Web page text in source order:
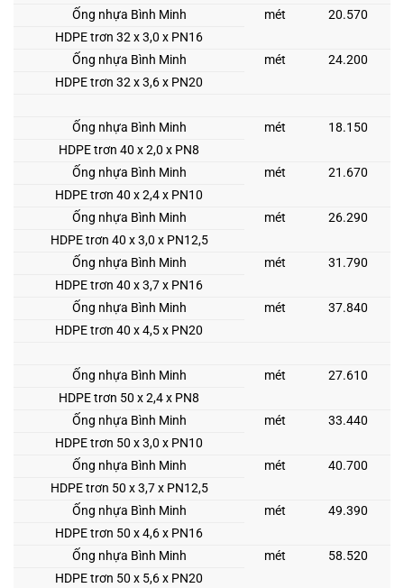
Ống nhựa Bình Minh
mét
20.570
HDPE trơn 32 x 3,0 x PN16
Ống nhựa Bình Minh
mét
24.200
HDPE trơn 32 x 3,6 x PN20
Ống nhựa Bình Minh mét
18.150
HDPE trơn 40 x 2,0 x PN8
Ống nhựa Bình Minh
mét
21.670
HDPE trơn 40 x 2,4 x PN10
Ống nhựa Bình Minh
mét
26.290
HDPE trơn 40 x 3,0 x PN12,5
Ống nhựa Bình Minh
mét
31.790
HDPE trơn 40 x 3,7 x PN16
Ống nhựa Bình Minh
mét
37.840
HDPE trơn 40 x 4,5 x PN20
Ống nhựa Bình Minh mét
27.610
HDPE trơn 50 x 2,4 x PN8
Ống nhựa Bình Minh
mét
33.440
HDPE trơn 50 x 3,0 x PN10
Ống nhựa Bình Minh
mét
40.700
HDPE trơn 50 x 3,7 x PN12,5
Ống nhựa Bình Minh
mét
49.390
HDPE trơn 50 x 4,6 x PN16
Ống nhựa Bình Minh
mét
58.520
HDPE trơn 50 x 5,6 x PN20